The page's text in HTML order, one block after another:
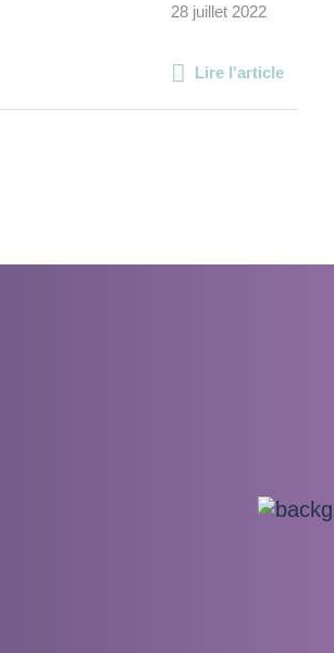
28 juillet 2022
Lire l'article